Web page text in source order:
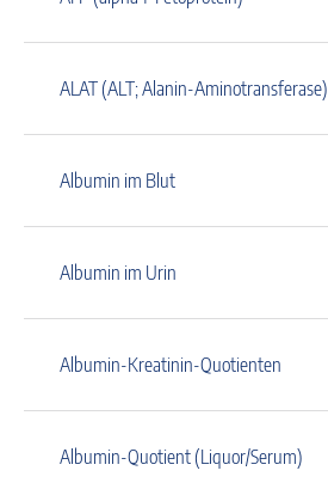
ALAT (ALT; Alanin-Aminotransferase)
Albumin im Blut
Albumin im Urin
Albumin-Kreatinin-Quotienten
Albumin-Quotient (Liquor/Serum)